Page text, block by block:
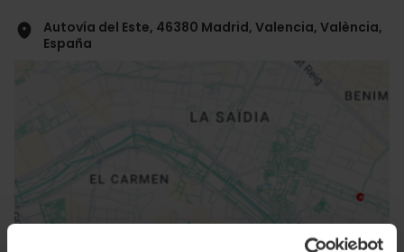
Autovía del Este, 46380 Madrid, Valencia, València,
España